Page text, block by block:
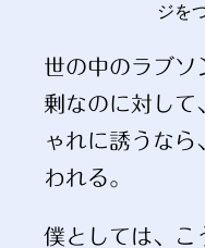
ジを
世の中のラブソ
剰なのに対して
ゃれに誘うなら
われる。
僕としては、こ